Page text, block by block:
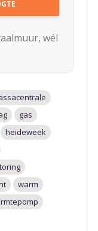
wél
gas
heideweek
warm